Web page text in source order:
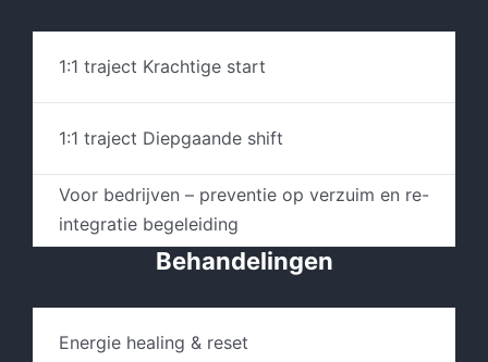
1:1 traject Krachtige start
1:1 traject Diepgaande shift
Voor bedrijven – preventie op verzuim en re-
integratie begeleiding
Behandelingen
Energie healing & reset